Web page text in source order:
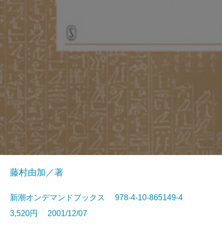
藤村由加／著
新潮オンデマンドブックス 978-4-10-865149-4
3,520円 2001/12/07